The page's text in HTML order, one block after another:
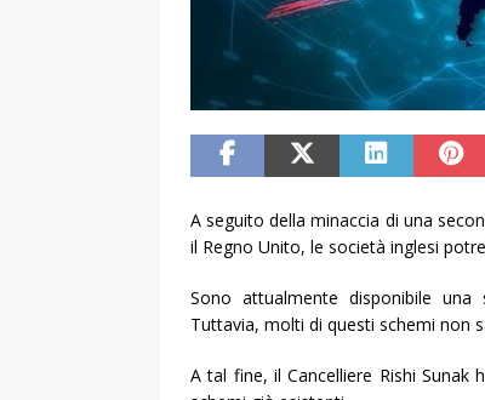
A seguito della minaccia di una
il Regno Unito, le società inglesi
Sono attualmente disponibile
Tuttavia, molti di questi schemi non
A tal fine, il Cancelliere Rishi Sunak